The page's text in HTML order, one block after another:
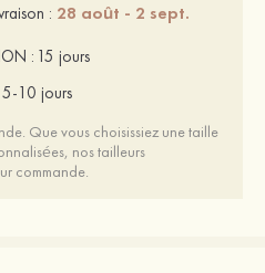
: 28 août - 2 sept.
: 15 jours
5-10 jours
Que vous choisissiez une taille
nos tailleurs
commande.